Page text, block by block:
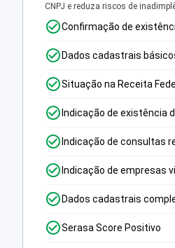
CNPJ e reduza riscos de
Confirmação de
Dados cadastrais
Situação na Receita
Indicação de existência
Indicação de consultas
Indicação de empresas
Dados cadastrais
Serasa Score Positivo